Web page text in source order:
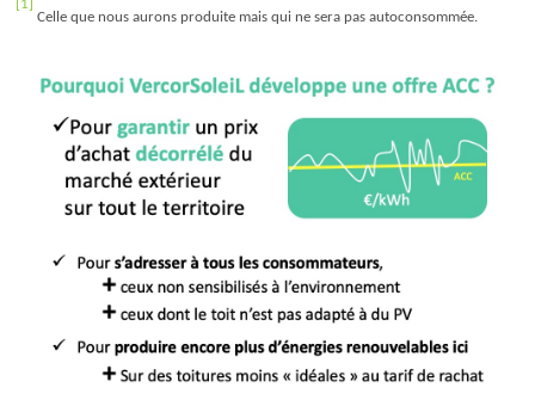
[1]
Celle que nous aurons produite mais qui ne sera pas autoconsommée.